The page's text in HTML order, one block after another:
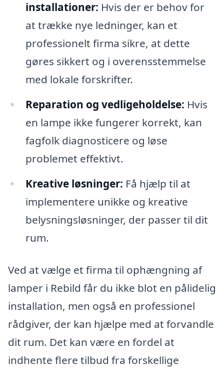
installationer: Hvis der er behov for
at trække nye ledninger, kan et
professionelt firma sikre, at dette
gøres sikkert og i overensstemmelse
med lokale forskrifter.
Reparation og vedligeholdelse: Hvis
en lampe ikke fungerer korrekt, kan
fagfolk diagnosticere og løse
problemet effektivt.
Kreative løsninger: Få hjælp til at
implementere unikke og kreative
belysningsløsninger, der passer til dit
rum.
Ved at vælge et firma til ophængning af
lamper i Rebild får du ikke blot en pålidelig
installation, men også en professionel
rådgiver, der kan hjælpe med at forvandle
dit rum. Det kan være en fordel at
indhente flere tilbud fra forskellige